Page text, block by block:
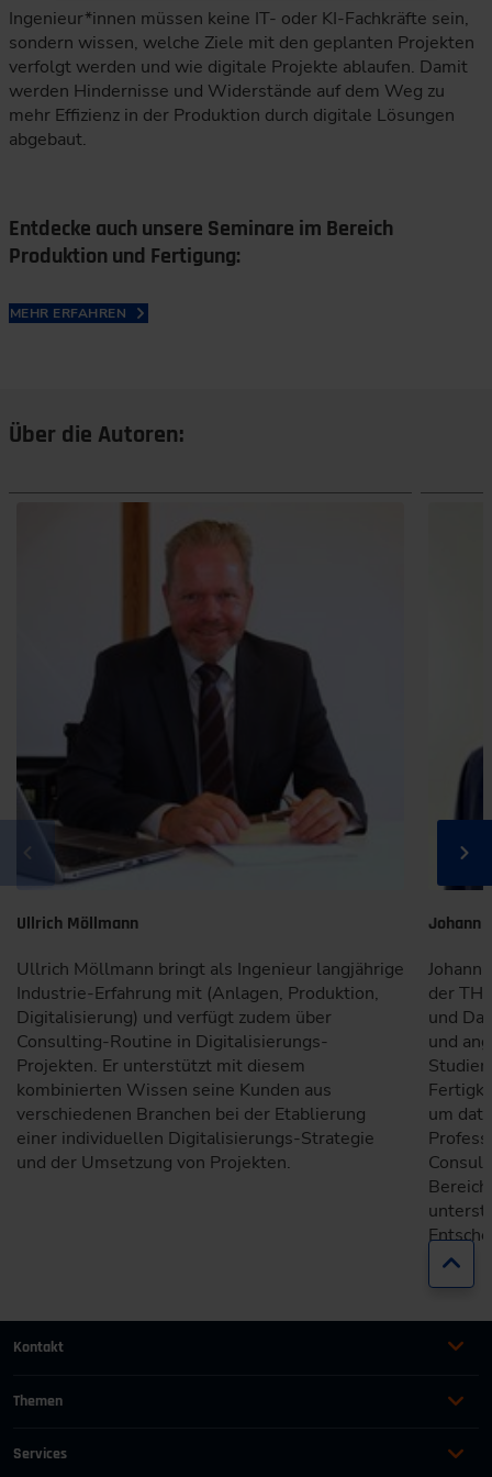
Ingenieur*innen müssen keine IT- oder KI-Fachkräfte sein,
sondern wissen, welche Ziele mit den geplanten Projekten
verfolgt werden und wie digitale Projekte ablaufen. Damit
werden Hindernisse und Widerstände auf dem Weg zu
mehr Effizienz in der Produktion durch digitale Lösungen
abgebaut.
Entdecke auch unsere Seminare im Bereich
Produktion und Fertigung:
MEHR ERFAHREN
Über die Autoren:
Ullrich Möllmann
Ullrich Möllmann bringt als Ingenieur langjährige
Industrie-Erfahrung mit (Anlagen, Produktion,
Digitalisierung) und verfügt zudem über
Consulting-Routine in Digitalisierungs-
Projekten. Er unterstützt mit diesem
kombinierten Wissen seine Kunden aus
verschiedenen Branchen bei der Etablierung
einer individuellen Digitalisierungs-Strategie
und der Umsetzung von Projekten.
Johann
Johann
der TH
und
und
um
Kontakt
+49 (0)2116214-201
+49 (0)2116214-154
Themen
Services